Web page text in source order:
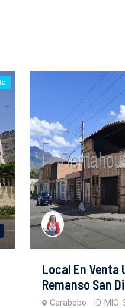
Local En Venta
Remanso San
Carabobo ID-MIO: